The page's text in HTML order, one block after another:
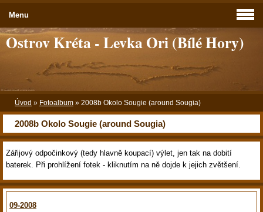
Ostrov Kréta - Levka Ori (Bílé Hory)
Úvod » Fotoalbum » 2008b Okolo Sougie (around Sougia)
2008b Okolo Sougie (around Sougia)
Zářijový odpočinkový (tedy hlavně koupací) výlet, jen tak na dobití
baterek. Při prohlížení fotek - kliknutím na ně dojde k jejich zvětšení.
09-2008
Menu